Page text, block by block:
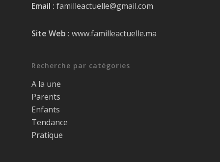
Email : familleactuelle@gmail.com
Site Web : www.familleactuelle.ma
Recherche par catégories
A la une
Parents
Enfants
Tendance
Pratique